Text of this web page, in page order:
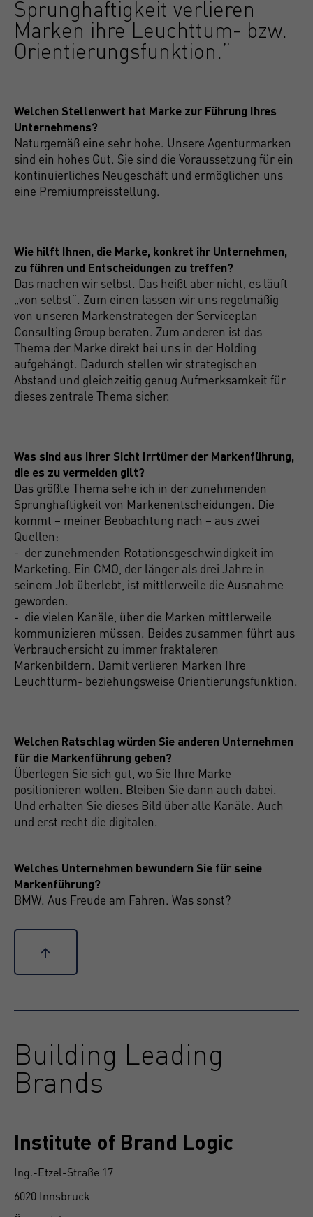
Sprunghaftigkeit verlieren
Marken ihre Leuchttum- bzw.
Orientierungsfunktion.”
Welchen Stellenwert hat Marke zur Führung Ihres
Unternehmens?
Naturgemäß eine sehr hohe. Unsere Agenturmarken
sind ein hohes Gut. Sie sind die Voraussetzung für ein
kontinuierliches Neugeschäft und ermöglichen uns
eine Premiumpreisstellung.
Wie hilft Ihnen, die Marke, konkret ihr Unternehmen,
zu führen und Entscheidungen zu treffen?
Das machen wir selbst. Das heißt aber nicht, es läuft
„von selbst“. Zum einen lassen wir uns regelmäßig
von unseren Markenstrategen der Serviceplan
Consulting Group beraten. Zum anderen ist das
Thema der Marke direkt bei uns in der Holding
aufgehängt. Dadurch stellen wir strategischen
Abstand und gleichzeitig genug Aufmerksamkeit für
dieses zentrale Thema sicher.
Was sind aus Ihrer Sicht Irrtümer der Markenführung,
die es zu vermeiden gilt?
Das größte Thema sehe ich in der zunehmenden
Sprunghaftigkeit von Markenentscheidungen. Die
kommt – meiner Beobachtung nach – aus zwei
Quellen:
- der zunehmenden Rotationsgeschwindigkeit im
Marketing. Ein CMO, der länger als drei Jahre in
seinem Job überlebt, ist mittlerweile die Ausnahme
geworden.
- die vielen Kanäle, über die Marken mittlerweile
kommunizieren müssen. Beides zusammen führt aus
Verbrauchersicht zu immer fraktaleren
Markenbildern. Damit verlieren Marken Ihre
Leuchtturm- beziehungsweise Orientierungsfunktion.
Welchen Ratschlag würden Sie anderen Unternehmen
für die Markenführung geben?
Überlegen Sie sich gut, wo Sie Ihre Marke
positionieren wollen. Bleiben Sie dann auch dabei.
Und erhalten Sie dieses Bild über alle Kanäle. Auch
und erst recht die digitalen.
Welches Unternehmen bewundern Sie für seine
Markenführung?
BMW. Aus Freude am Fahren. Was sonst?
↑
Building Leading
Brands
Institute of Brand Logic
Ing.-Etzel-Straße 17
6020 Innsbruck